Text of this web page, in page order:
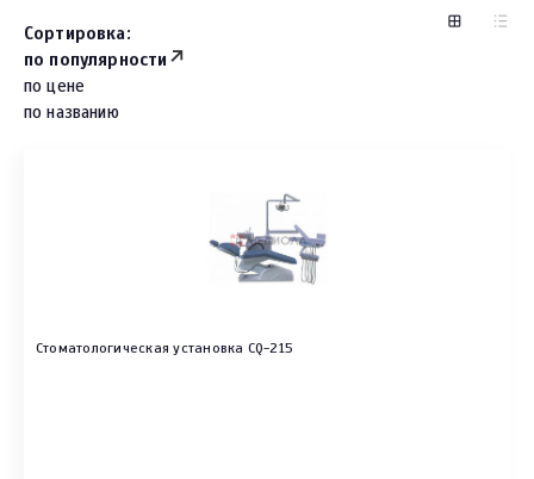
Сортировка:
по популярности
по цене
по названию
Стоматологическая установка CQ-215